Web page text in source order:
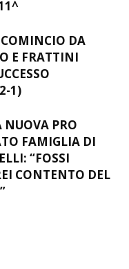
DA
E FRATTINI
1)
PRO
FAMIGLIA DI
“FOSSI
CONTENTO DEL